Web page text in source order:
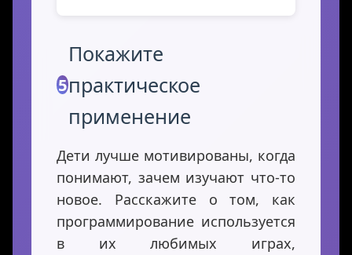
5
Покажите
практическое
применение
Дети лучше мотивированы, когда
понимают, зачем изучают что-то
новое. Расскажите о том, как
программирование используется
в их любимых играх,